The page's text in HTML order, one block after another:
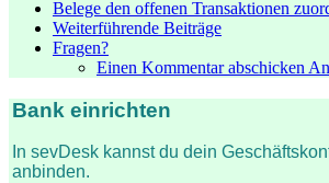
Belege den offenen Transaktionen
Weiterführende Beiträge
Fragen?
Einen Kommentar abschicken
Bank einrichten
In sevDesk kannst du dein
anbinden.